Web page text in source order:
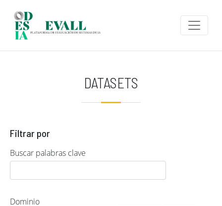
DATASETS
Filtrar por
Buscar palabras clave
Dominio